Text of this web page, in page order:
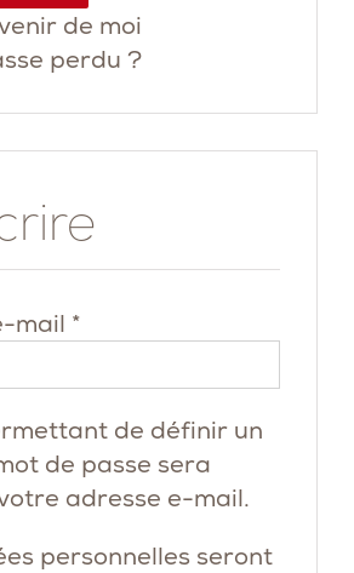
de moi
perdu ?
mail *
de définir un
de passe sera
adresse e-mail.
personnelles seront